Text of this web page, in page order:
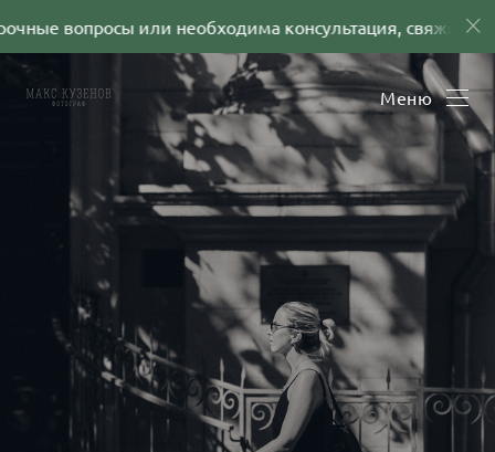
вопросы или необходима консультация, свяжитесь
Меню